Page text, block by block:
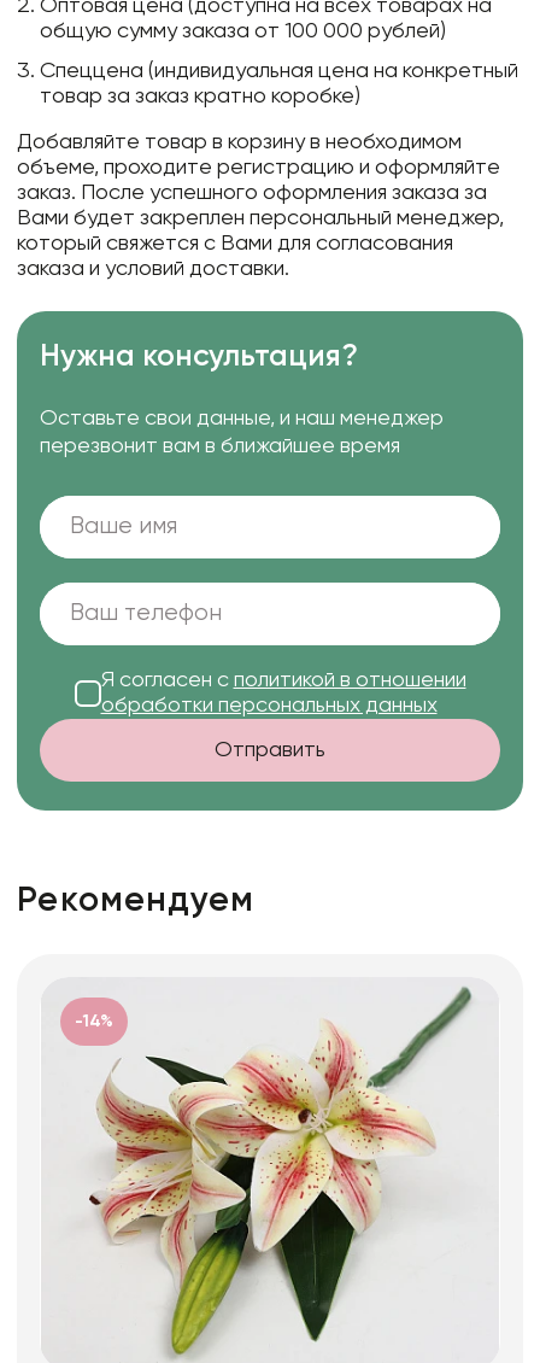
Оптовая цена (доступна на всех товарах на
общую сумму заказа от 100 000 рублей)
Спеццена (индивидуальная цена на конкретный
товар за заказ кратно коробке)
Добавляйте товар в корзину в необходимом
объеме, проходите регистрацию и оформляйте
заказ. После успешного оформления заказа за
Вами будет закреплен персональный менеджер,
который свяжется с Вами для согласования
заказа и условий доставки.
Нужна консультация?
Оставьте свои данные, и наш менеджер
перезвонит вам в ближайшее время
Я согласен с политикой в отношении
обработки персональных данных
Отправить
Рекомендуем
-14%